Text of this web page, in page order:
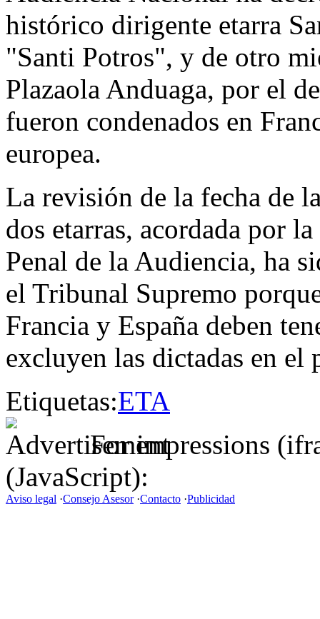
histórico dirigente etarra
"Santi Potros", y de otro
Plazaola Anduaga, por el
fueron condenados en
europea.
La revisión de la fecha de
dos etarras, acordada por
Penal de la Audiencia, ha
el Tribunal Supremo
Francia y España deben
excluyen las dictadas en el
Etiquetas:ETA
For impressions
(JavaScript):
Aviso legal ·Consejo Asesor·Contacto ·Publicidad